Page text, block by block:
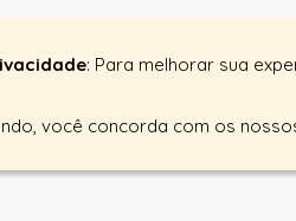
: Para melhorar sua
você concorda com os